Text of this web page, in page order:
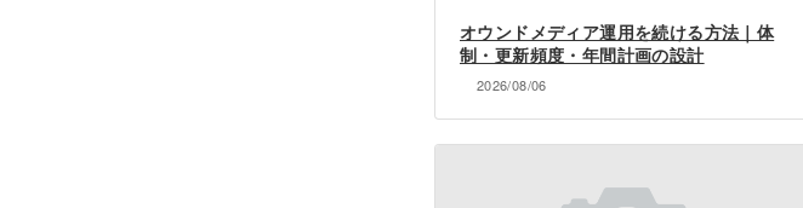
オウンドメディア運用を続ける方法｜体
制・更新頻度・年間計画の設計
2026/08/06